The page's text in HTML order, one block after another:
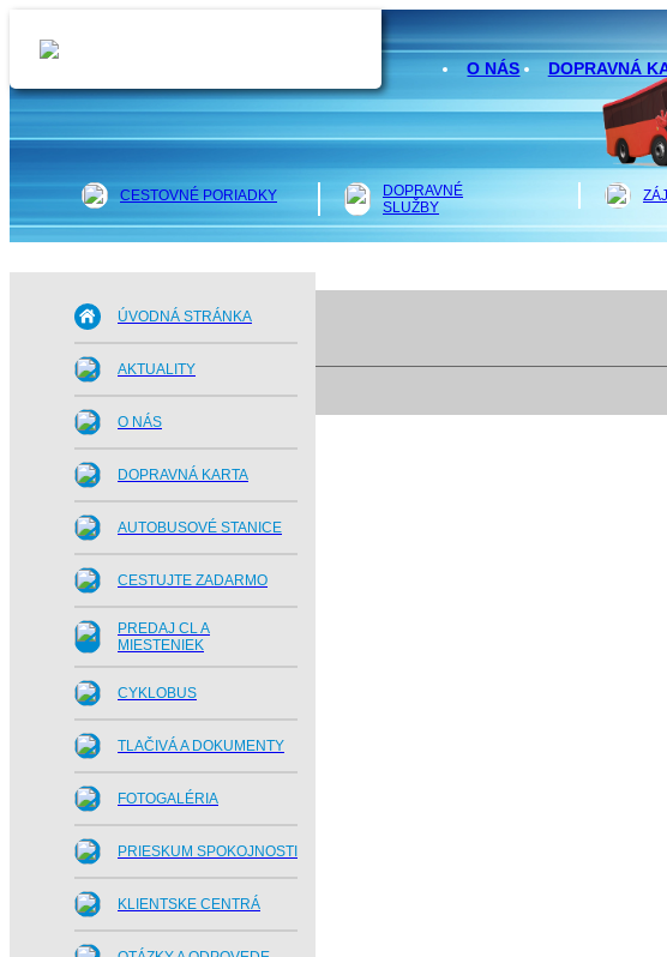
O NÁS DOPRAVNÁ
CESTOVNÉ PORIADKY
DOPRAVNÉ
SLUŽBY
ÚVODNÁ STRÁNKA
AKTUALITY
O NÁS
DOPRAVNÁ KARTA
AUTOBUSOVÉ STANICE
CESTUJTE ZADARMO
PREDAJ CL A
MIESTENIEK
CYKLOBUS
TLAČIVÁ A DOKUMENTY
FOTOGALÉRIA
PRIESKUM SPOKOJNOSTI
KLIENTSKE CENTRÁ